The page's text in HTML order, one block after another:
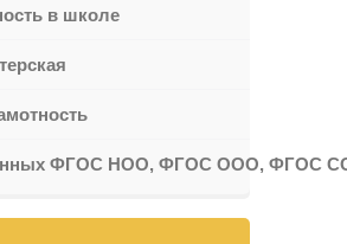
в школе
ФГОС НОО, ФГОС ООО, ФГОС